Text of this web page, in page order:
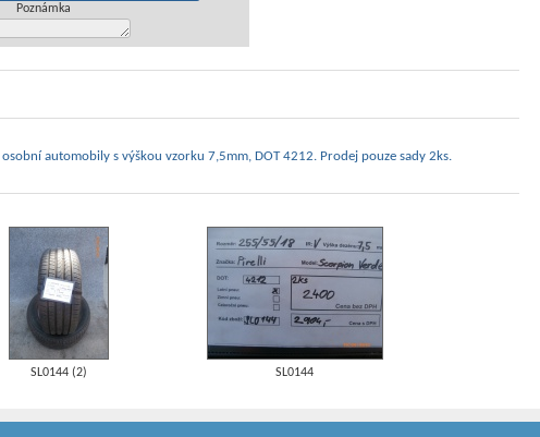
Poznámka
automobily s výškou vzorku 7,5mm, DOT 4212. Prodej pouze sady 2ks.
SL0144 (2) SL0144